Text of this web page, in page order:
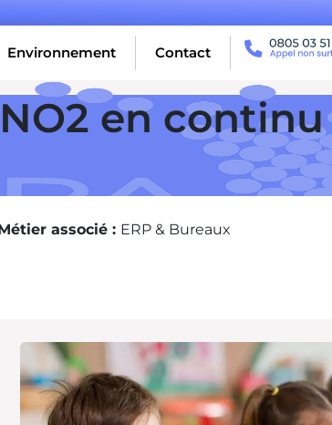
Environnement Contact
en
associé : ERP & Bureaux